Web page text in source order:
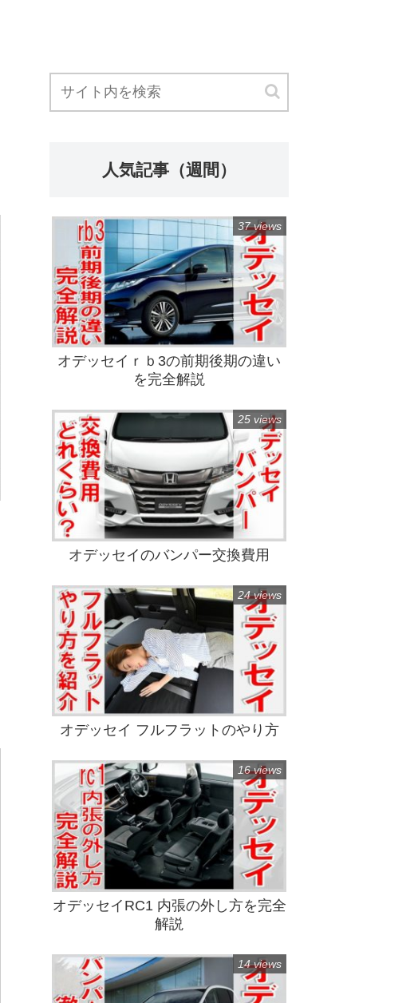
人気記事（週間）
オデッセイｒｂ3の前期後期の違い
を完全解説
37 views
オデッセイのバンパー交換費用
25 views
オデッセイ フルフラットのやり方
24 views
オデッセイRC1 内張の外し方を完全
解説
16 views
14 views